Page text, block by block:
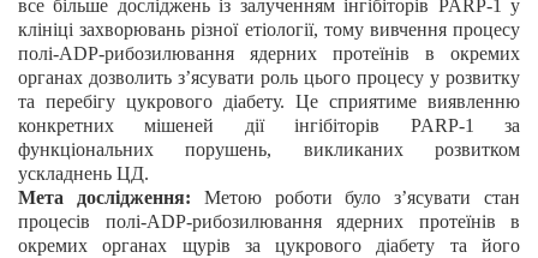
все більше досліджень із залученням інгібіторів PARP-1 у
клініці захворювань різної етіології, тому вивчення процесу
полі-ADP-рибозилювання ядерних протеїнів в окремих
органах дозволить з’ясувати роль цього процесу у розвитку
та перебігу цукрового діабету. Це сприятиме виявленню
конкретних мішеней дії інгібіторів PARP-1 за
функціональних порушень, викликаних розвитком
ускладнень ЦД.
Мета дослідження: Метою роботи було з’ясувати стан
процесів полі-ADP-рибозилювання ядерних протеїнів в
окремих органах щурів за цукрового діабету та його